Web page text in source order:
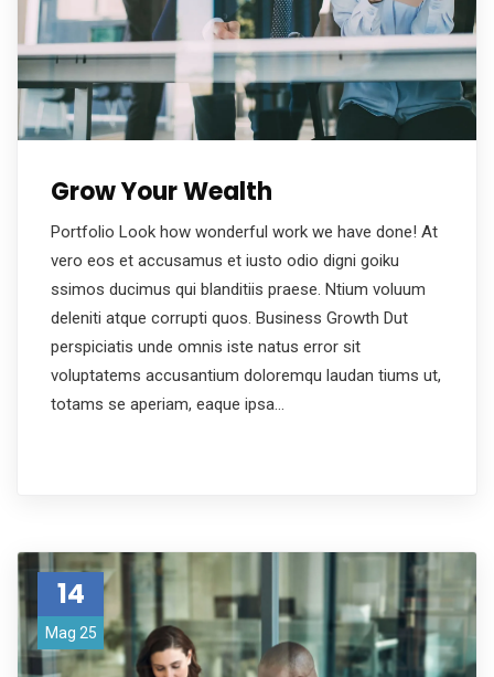
Grow Your Wealth
Portfolio Look how wonderful work we have done! At
vero eos et accusamus et iusto odio digni goiku
ssimos ducimus qui blanditiis praese. Ntium voluum
deleniti atque corrupti quos. Business Growth Dut
perspiciatis unde omnis iste natus error sit
voluptatems accusantium doloremqu laudan tiums ut,
totams se aperiam, eaque ipsa…
14
Mag 25